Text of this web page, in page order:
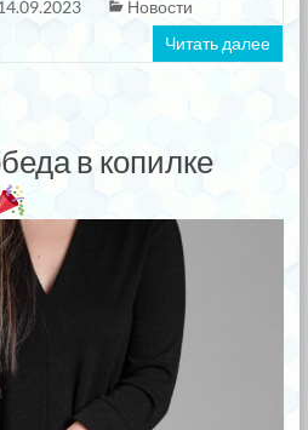
Новости
Читать далее
в копилке